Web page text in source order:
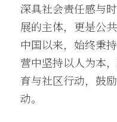
深具社会责任感与
展的主体，更是公
中国以来，始终秉
营中坚持以人为本
育与社区行动，鼓
动。